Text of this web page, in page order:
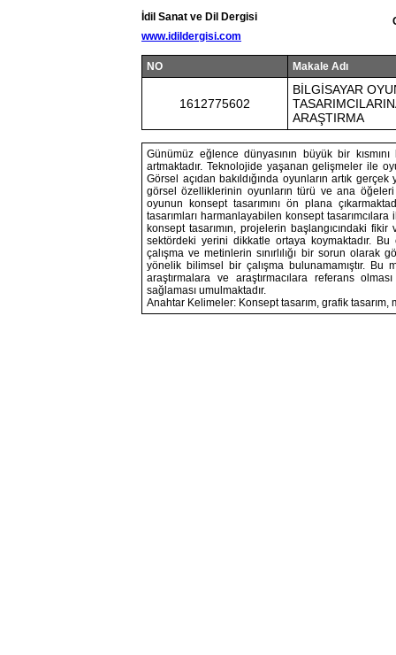
İdil Sanat ve Dil Dergisi
www.idildergisi.com
NO Makale Adı
1612775602
BİLGİSAYAR
ARAŞTIRMA
Günümüz eğlence dünyasının büyük bir
artmaktadır. Teknolojide yaşanan gelişmeler ile
Görsel açıdan bakıldığında oyunların artık
görsel özelliklerinin oyunların türü ve ana
oyunun konsept tasarımını ön plana
tasarımları harmanlayabilen konsept
konsept tasarımın, projelerin başlangıcındaki
sektördeki yerini dikkatle ortaya koymaktadır. Bu
çalışma ve metinlerin sınırlılığı bir sorun olarak
yönelik bilimsel bir çalışma bulunamamıştır. Bu
araştırmalara ve araştırmacılara referans
sağlaması umulmaktadır.
Anahtar Kelimeler: Konsept tasarım, grafik